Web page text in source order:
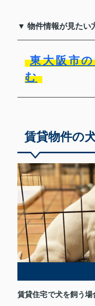
▼ 物件情報が見たい
東大阪市
む
賃貸物件の
賃貸住宅で犬を飼う